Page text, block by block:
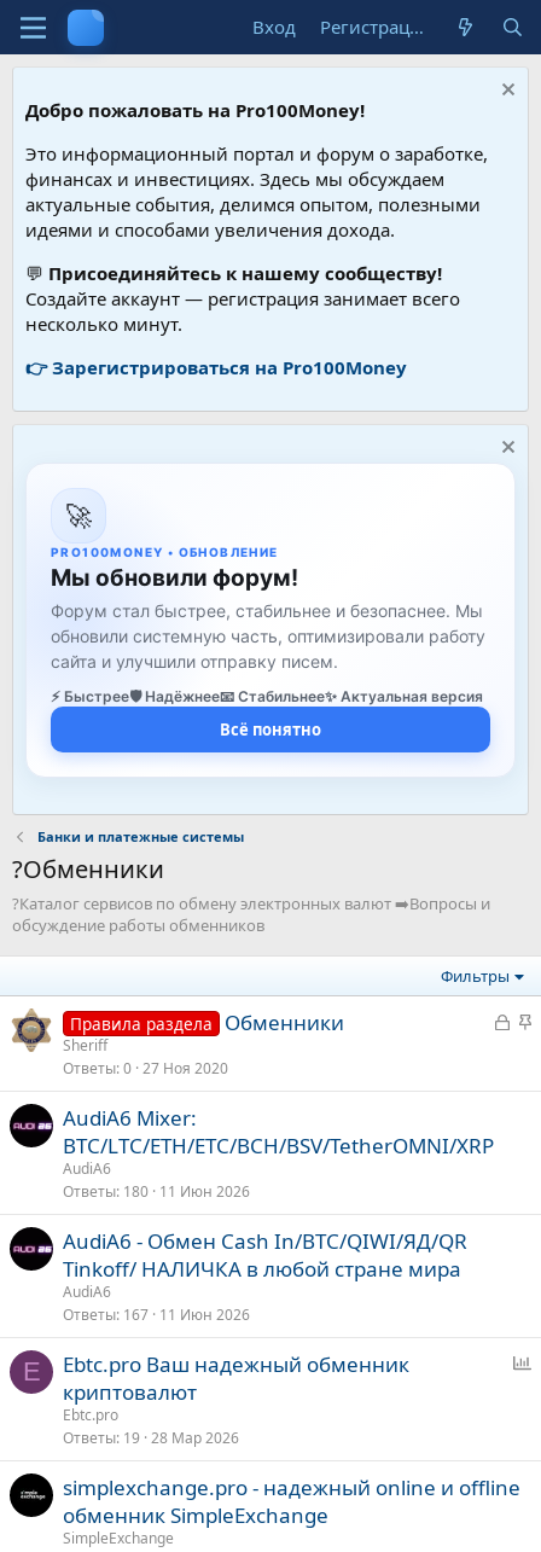
Вход Регистрация
Добро пожаловать на Pro100Money!
Это информационный портал и форум о заработке,
финансах и инвестициях. Здесь мы обсуждаем
актуальные события, делимся опытом, полезными
идеями и способами увеличения дохода.
💬 Присоединяйтесь к нашему сообществу!
Создайте аккаунт — регистрация занимает всего
несколько минут.
👉 Зарегистрироваться на Pro100Money
🚀
PRO100MONEY • ОБНОВЛЕНИЕ
Мы обновили форум!
Форум стал быстрее, стабильнее и безопаснее. Мы
обновили системную часть, оптимизировали работу
сайта и улучшили отправку писем.
⚡ Быстрее🛡️ Надёжнее📧 Стабильнее✨ Актуальная версия
Всё понятно
Банки и платежные системы
?Обменники
?Каталог сервисов по обмену электронных валют ➡️Вопросы и
обсуждение работы обменников
Фильтры
З
р
З
р
н
Правила раздела Обменники
Sheriff
Ответы 0 27 Ноя 2020
AudiA6 Mixer:
BTC/LTC/ETH/ETC/BCH/BSV/TetherOMNI/XRP
AudiA6
Ответы 180 11 Июн 2026
AudiA6 - Обмен Cash In/BTC/QIWI/ЯД/QR
Tinkoff/ НАЛИЧКА в любой стране мира
AudiA6
Ответы 167 11 Июн 2026
E
с
Ebtc.pro Ваш надежный обменник
криптовалют
Ebtc.pro
Ответы 19 28 Мар 2026
simplexchange.pro - надежный online и offline
обменник SimpleExchange
SimpleExchange